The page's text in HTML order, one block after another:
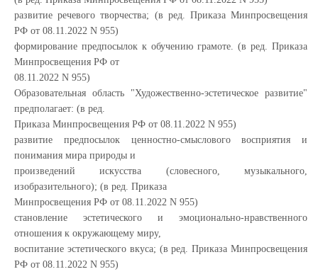
развитие речевого творчества; (в ред. Приказа Минпросвещения
РФ от 08.11.2022 N 955)
формирование предпосылок к обучению грамоте. (в ред. Приказа
Минпросвещения РФ от
08.11.2022 N 955)
Образовательная область "Художественно-эстетическое развитие"
предполагает: (в ред.
Приказа Минпросвещения РФ от 08.11.2022 N 955)
развитие предпосылок ценностно-смыслового восприятия и
понимания мира природы и
произведений искусства (словесного, музыкального,
изобразительного); (в ред. Приказа
Минпросвещения РФ от 08.11.2022 N 955)
становление эстетического и эмоционально-нравственного
отношения к окружающему миру,
воспитание эстетического вкуса; (в ред. Приказа Минпросвещения
РФ от 08.11.2022 N 955)